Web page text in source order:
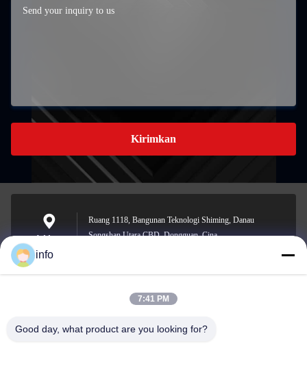
Kirimkan
Address
Ruang 1118, Bangunan Teknologi Shiming, Danau
Songshan Utara CBD, Dongguan, Cina
info@gdpowerplus.com
info
7:41 PM
Good day, what product are you looking for?